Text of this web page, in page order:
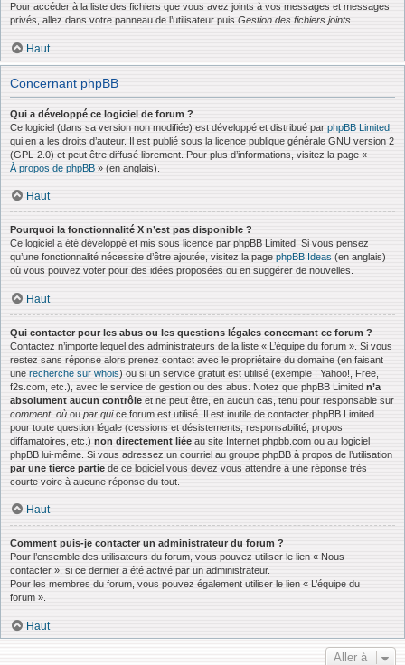
Pour accéder à la liste des fichiers que vous avez joints à vos messages et messages
privés, allez dans votre panneau de l’utilisateur puis Gestion des fichiers joints
Haut
Concernant phpBB
Qui a développé ce logiciel de forum ?
Ce logiciel (dans sa version non modifiée) est développé et distribué par phpBB Limited
qui en a les droits d’auteur. Il est publié sous la licence publique générale GNU version 2
(GPL-2.0) et peut être diffusé librement. Pour plus d’informations, visitez la page «
À propos de phpBB » (en anglais).
Haut
Pourquoi la fonctionnalité X n’est pas disponible ?
Ce logiciel a été développé et mis sous licence par phpBB Limited. Si vous pensez
qu’une fonctionnalité nécessite d’être ajoutée, visitez la page phpBB Ideas (en anglais)
où vous pouvez voter pour des idées proposées ou en suggérer de nouvelles.
Haut
Qui contacter pour les abus ou les questions légales concernant ce forum ?
Contactez n’importe lequel des administrateurs de la liste « L’équipe du forum ». Si vous
restez sans réponse alors prenez contact avec le propriétaire du domaine (en faisant
une recherche sur whois) ou si un service gratuit est utilisé (exemple : Yahoo!, Free,
f2s.com, etc.), avec le service de gestion ou des abus. Notez que phpBB Limited n’a
absolument aucun contrôle et ne peut être, en aucun cas, tenu pour responsable sur
comment, où ou par quice forum est utilisé. Il est inutile de contacter phpBB Limited
pour toute question légale (cessions et désistements, responsabilité, propos
diffamatoires, etc.) non directement liée au site Internet phpbb.com ou au logiciel
phpBB lui-même. Si vous adressez un courriel au groupe phpBB à propos de l’utilisation
par une tierce partie de ce logiciel vous devez vous attendre à une réponse très
courte voire à aucune réponse du tout.
Haut
Comment puis-je contacter un administrateur du forum ?
Pour l’ensemble des utilisateurs du forum, vous pouvez utiliser le lien « Nous
contacter », si ce dernier a été activé par un administrateur.
Pour les membres du forum, vous pouvez également utiliser le lien « L’équipe du
forum ».
Haut
Aller à